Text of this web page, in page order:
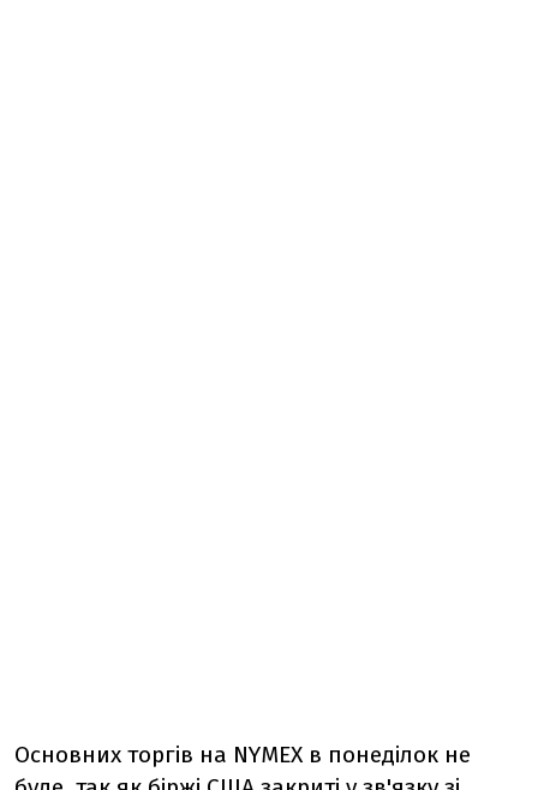
Основних торгів на NYMEX в понеділок не